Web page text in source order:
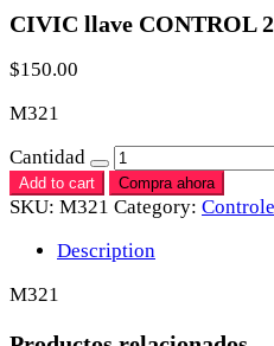
CIVIC llave CONTROL
$150.00
M321
Cantidad
Add to cart Compra ahora
SKU: M321 Category:
Description
M321